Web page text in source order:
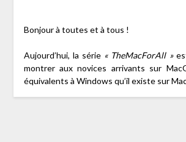
Bonjour à toutes et à tous !
Aujourd’hui, la série « TheMacForAll »
montrer aux novices arrivants sur
équivalents à Windows qu’il existe sur